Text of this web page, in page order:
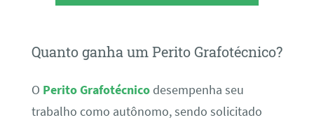
Quanto ganha um Perito Grafotécnico?
O Perito Grafotécnicodesempenha seu
trabalho como autônomo, sendo solicitado